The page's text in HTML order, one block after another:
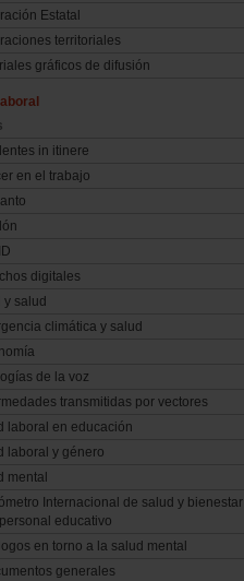
Estatal
territoriales
gráficos de difusión
in itinere
en el trabajo
digitales
y salud
climática y salud
de la voz
transmitidas por vectores
laboral en educación
laboral y género
mental
Internacional de salud y bienestar
educativo
en torno a la salud mental
generales